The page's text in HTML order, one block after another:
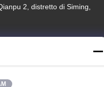
2, distretto di Siming,
città di Chongwu,